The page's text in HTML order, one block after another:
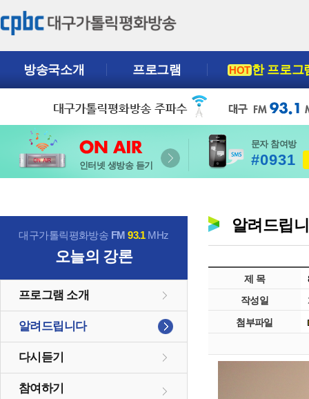
방송국소개 프로그램 HOT한 프로그
인터넷 생방송 듣기
문자 참여방
#0931
대구가톨릭평화방송 FM93.1MHz
오늘의 강론
프로그램 소개
알려드립니다
다시듣기
참여하기
알려드립
제 목
작성일
첨부파일